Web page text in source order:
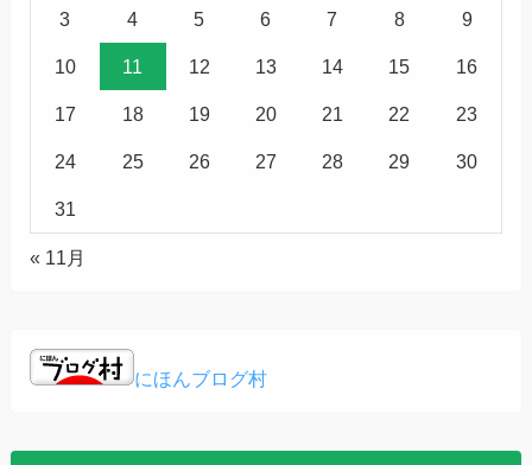
3 4 5 6 7 8 9
10 11 12 13 14 15 16
17 18 19 20 21 22 23
24 25 26 27 28 29 30
31
« 11月
にほんブログ村